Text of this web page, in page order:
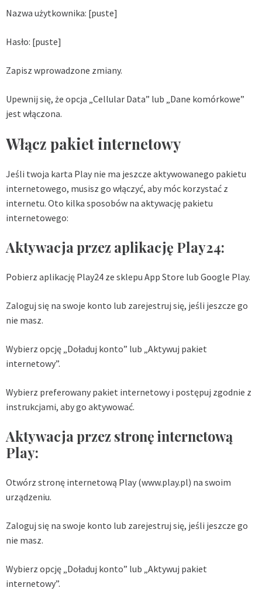
Nazwa użytkownika: [puste]
Hasło: [puste]
Zapisz wprowadzone zmiany.
Upewnij się, że opcja „Cellular Data” lub „Dane komórkowe”
jest włączona.
Włącz pakiet internetowy
Jeśli twoja karta Play nie ma jeszcze aktywowanego pakietu
internetowego, musisz go włączyć, aby móc korzystać z
internetu. Oto kilka sposobów na aktywację pakietu
internetowego:
Aktywacja przez aplikację Play24:
Pobierz aplikację Play24 ze sklepu App Store lub Google Play.
Zaloguj się na swoje konto lub zarejestruj się, jeśli jeszcze go
nie masz.
Wybierz opcję „Doładuj konto” lub „Aktywuj pakiet
internetowy”.
Wybierz preferowany pakiet internetowy i postępuj zgodnie z
instrukcjami, aby go aktywować.
Aktywacja przez stronę internetową
Play:
Otwórz stronę internetową Play (www.play.pl) na swoim
urządzeniu.
Zaloguj się na swoje konto lub zarejestruj się, jeśli jeszcze go
nie masz.
Wybierz opcję „Doładuj konto” lub „Aktywuj pakiet
internetowy”.